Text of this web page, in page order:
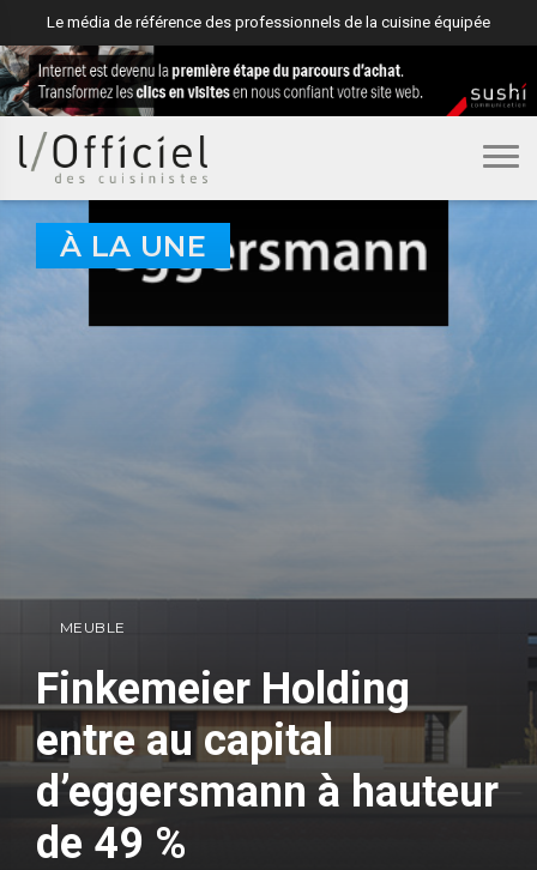
Le média de référence des professionnels de la cuisine équipée
À LA UNE
MEUBLE
Finkemeier Holding
entre au capital
d’eggersmann à hauteur
de 49 %